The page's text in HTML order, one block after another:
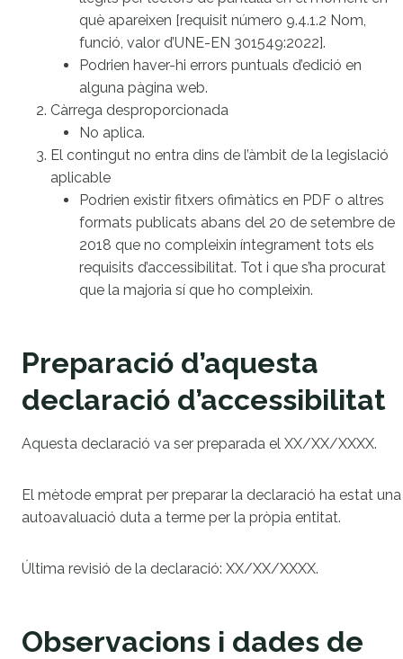
què apareixen [requisit número 9.4.1.2 Nom,
funció, valor d’UNE-EN 301549:2022].
Podrien haver-hi errors puntuals d’edició en
alguna pàgina web.
Càrrega desproporcionada
No aplica.
El contingut no entra dins de l’àmbit de la legislació
aplicable
Podrien existir fitxers ofimàtics en PDF o altres
formats publicats abans del 20 de setembre de
2018 que no compleixin íntegrament tots els
requisits d’accessibilitat. Tot i que s’ha procurat
que la majoria sí que ho compleixin.
Preparació d’aquesta
declaració d’accessibilitat
Aquesta declaració va ser preparada el XX/XX/XXXX.
El mètode emprat per preparar la declaració ha estat una
autoavaluació duta a terme per la pròpia entitat.
Última revisió de la declaració: XX/XX/XXXX.
Observacions i dades de